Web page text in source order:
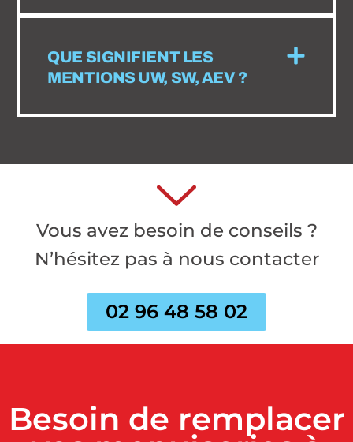
QUE SIGNIFIENT LES
MENTIONS UW, SW, AEV ?
Vous avez besoin de conseils ?
N’hésitez pas à nous contacter
02 96 48 58 02
Besoin de remplacer